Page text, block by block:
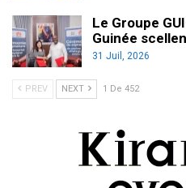
Le Groupe
Guinée
31 Juil, 2026
PREV NEXT 1 De 452